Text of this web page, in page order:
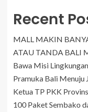
Recent
MALL MAKIN
ATAU TANDA BALI
Bawa Misi
Pramuka Bali
Ketua TP PKK
100 Paket Sembako